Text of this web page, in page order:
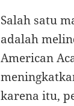
Salah satu
adalah
American
karena itu,